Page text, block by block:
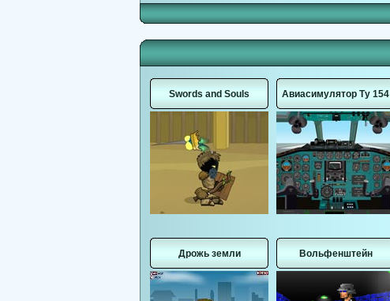
Swords and Souls Авиасимулятор Ту 154
Дрожь земли Вольфенштейн